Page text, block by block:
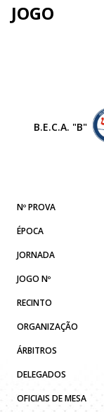
JOGO
B.E.C.A. "B"
Nº PROVA
ÉPOCA
JORNADA
JOGO Nº
RECINTO
ORGANIZAÇÃO
ÁRBITROS
DELEGADOS
OFICIAIS DE MESA